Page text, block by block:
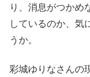
り、消息がつかめ
しているのか、気
うか。
彩城ゆりなさんの